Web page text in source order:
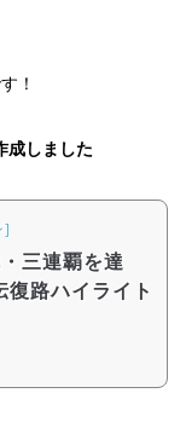
！
成しました
]
三連覇を達
路ハイライト